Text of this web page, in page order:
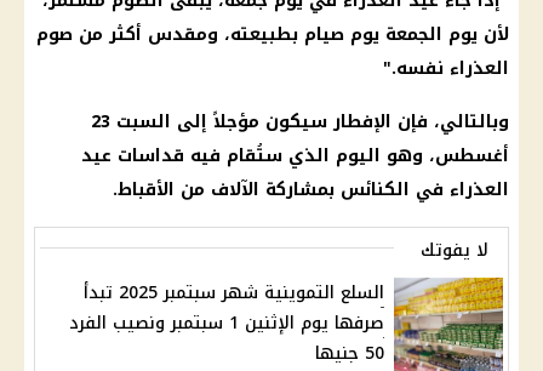
لأن يوم الجمعة يوم صيام بطبيعته، ومقدس أكثر من صوم
العذراء نفسه."
وبالتالي، فإن الإفطار سيكون مؤجلاً إلى السبت 23
أغسطس، وهو اليوم الذي ستُقام فيه قداسات عيد
العذراء في الكنائس بمشاركة الآلاف من الأقباط.
لا يفوتك
السلع التموينية شهر سبتمبر 2025 تبدأ
صرفها يوم الإثنين 1 سبتمبر ونصيب الفرد
50 جنيها